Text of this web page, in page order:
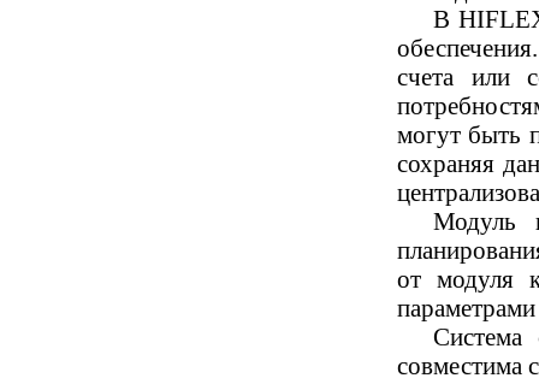
В
счета или
могут быть
сохраняя
Модуль
от модуля
совместима